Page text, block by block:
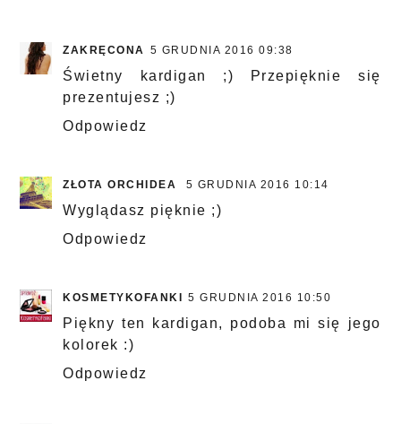
ZAKRĘCONA 5 GRUDNIA 2016 09:38
Świetny kardigan ;) Przepięknie się
prezentujesz ;)
Odpowiedz
ZŁOTA ORCHIDEA 5 GRUDNIA 2016 10:14
Wyglądasz pięknie ;)
Odpowiedz
KOSMETYKOFANKI 5 GRUDNIA 2016 10:50
Piękny ten kardigan, podoba mi się jego
kolorek :)
Odpowiedz